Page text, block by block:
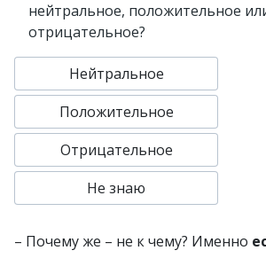
нейтральное, положительное
отрицательное?
Нейтральное
Положительное
Отрицательное
Не знаю
– Почему же – не к чему? Именно